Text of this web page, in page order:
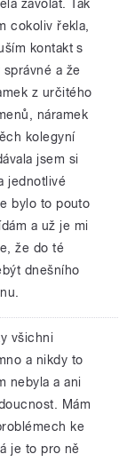
zavolat. Tak
cokoliv řekla,
kontakt s
a že
z určitého
náramek
kolegyní
jsem si
jednotlivé
bylo to pouto
a už je mi
že do té
dnešního
všichni
a nikdy to
nebyla a ani
Mám
ke
je to pro ně